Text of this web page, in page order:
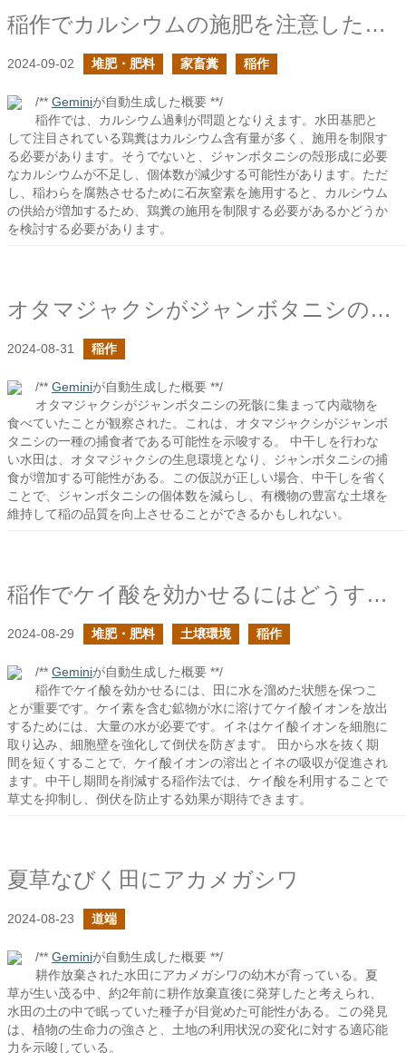
稲作でカルシウムの施肥を注意したら、ジャンボタニシはどうなるのだろう？
2024-09-02 堆肥・肥料 家畜糞 稲作
/** Geminiが自動生成した概要 **/
稲作では、カルシウム過剰が問題となりえます。水田基肥と
して注目されている鶏糞はカルシウム含有量が多く、施用を制限す
る必要があります。そうでないと、ジャンボタニシの殻形成に必要
なカルシウムが不足し、個体数が減少する可能性があります。ただ
し、稲わらを腐熟させるために石灰窒素を施用すると、カルシウム
の供給が増加するため、鶏糞の施用を制限する必要があるかどうか
を検討する必要があります。
オタマジャクシがジャンボタニシの死骸に集まっていた
2024-08-31 稲作
/** Geminiが自動生成した概要 **/
オタマジャクシがジャンボタニシの死骸に集まって内蔵物を
食べていたことが観察された。これは、オタマジャクシがジャンボ
タニシの一種の捕食者である可能性を示唆する。 中干しを行わな
い水田は、オタマジャクシの生息環境となり、ジャンボタニシの捕
食が増加する可能性がある。この仮説が正しい場合、中干しを省く
ことで、ジャンボタニシの個体数を減らし、有機物の豊富な土壌を
維持して稲の品質を向上させることができるかもしれない。
稲作でケイ酸を効かせるにはどうすれば良いのか？
2024-08-29 堆肥・肥料 土壌環境 稲作
/** Geminiが自動生成した概要 **/
稲作でケイ酸を効かせるには、田に水を溜めた状態を保つこ
とが重要です。ケイ素を含む鉱物が水に溶けてケイ酸イオンを放出
するためには、大量の水が必要です。イネはケイ酸イオンを細胞に
取り込み、細胞壁を強化して倒伏を防ぎます。 田から水を抜く期
間を短くすることで、ケイ酸イオンの溶出とイネの吸収が促進され
ます。中干し期間を削減する稲作法では、ケイ酸を利用することで
草丈を抑制し、倒伏を防止する効果が期待できます。
夏草なびく田にアカメガシワ
2024-08-23 道端
/** Geminiが自動生成した概要 **/
耕作放棄された水田にアカメガシワの幼木が育っている。夏
草が生い茂る中、約2年前に耕作放棄直後に発芽したと考えられ、
水田の土の中で眠っていた種子が目覚めた可能性がある。この発見
は、植物の生命力の強さと、土地の利用状況の変化に対する適応能
力を示唆している。